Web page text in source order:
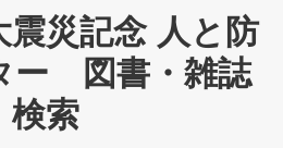
震災記念 人と防
ー 図書・雑誌
検索